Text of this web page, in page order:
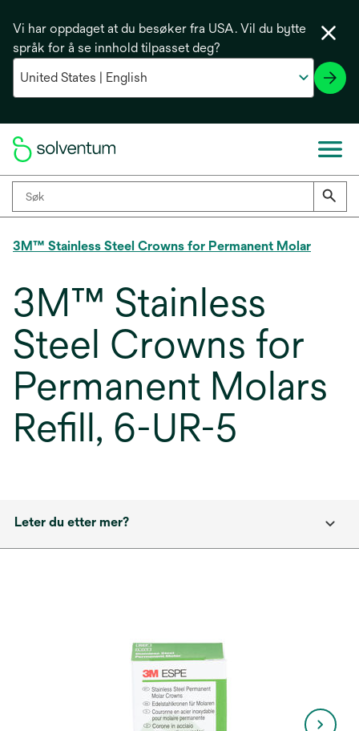
Vi har oppdaget at du besøker fra USA. Vil du bytte
språk for å se innhold tilpasset deg?
3M™ Stainless Steel Crowns for Permanent Molar
3M™ Stainless
Steel Crowns for
Permanent Molars
Refill, 6-UR-5
Leter du etter mer?